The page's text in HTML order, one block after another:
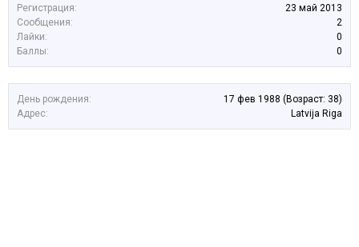
Регистрация:
23 май 2013
Сообщения:
2
Лайки:
0
Баллы:
0
День рождения: 17 фев 1988 (Возраст: 38)
Адрес:
Latvija Riga